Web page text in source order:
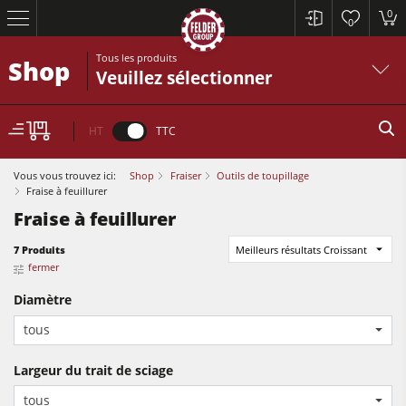
0
0
Scies à format
Machines combinées à 5 fonctions
Scies à format
Raboteuses-dégauchisseuses
Shop Tous les produits
Veuillez sélectionner
HT TTC
Vous vous trouvez ici: Shop Fraiser
Outils de toupillage
Fraise à feuillurer
Fraise à feuillurer
7 Produits
Meilleurs résultats Croissant
fermer
Diamètre
tous
Largeur du trait de sciage
tous